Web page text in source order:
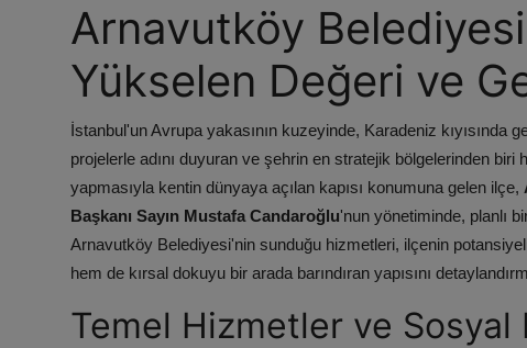
Arnavutköy
Yükselen Değeri ve
İstanbul'un Avrupa yakasının kuzeyinde, Karadeniz kıyısında
projelerle adını duyuran ve şehrin en stratejik bölgelerinden
yapmasıyla kentin dünyaya açılan kapısı konumuna gelen ilçe,
Başkanı Sayın Mustafa Candaroğlu'nun yönetiminde, planlı
Arnavutköy Belediyesi'nin sunduğu hizmetleri, ilçenin
hem de kırsal dokuyu bir arada barındıran yapısını
Temel Hizmetler ve